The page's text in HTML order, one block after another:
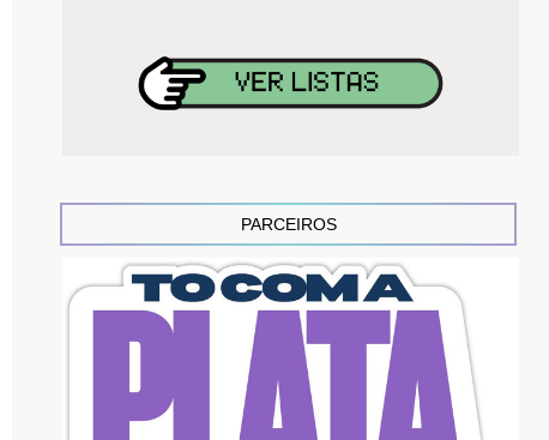
PARCEIROS